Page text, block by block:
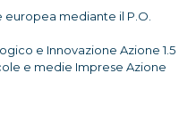
europea mediante il P.O.
e Innovazione Azione 1.5
e medie Imprese Azione